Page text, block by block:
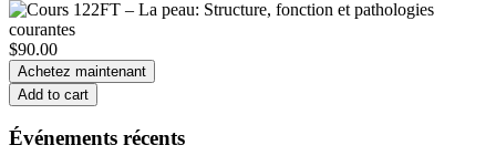
$90.00
Achetez maintenant
Add to cart
Événements récents